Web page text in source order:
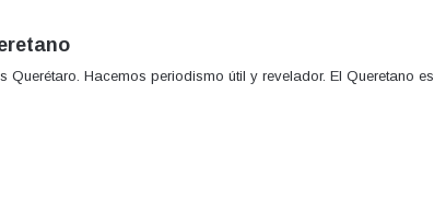
Querétaro. Hacemos periodismo útil y revelador. El Queretano